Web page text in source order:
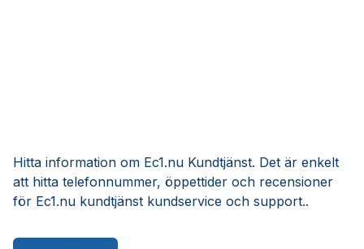
Hitta information om Ec1.nu Kundtjänst. Det är enkelt
att hitta telefonnummer, öppettider och recensioner
för Ec1.nu kundtjänst kundservice och support..